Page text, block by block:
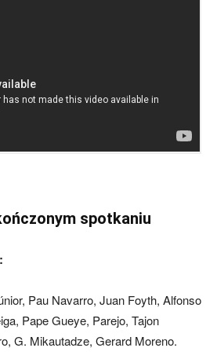
spotkaniu
Pau Navarro, Juan Foyth, Alfonso
Pape Gueye, Parejo, Tajon
G. Mikautadze, Gerard Moreno.